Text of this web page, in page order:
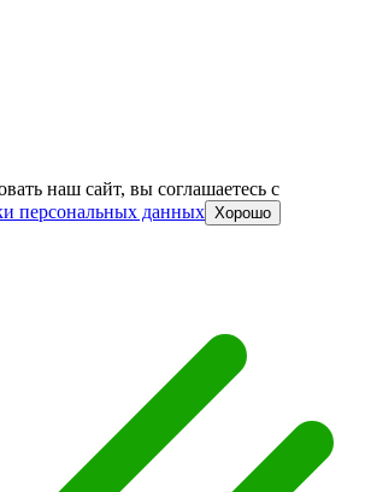
наш сайт, вы соглашаетесь c
персональных данных Хорошо